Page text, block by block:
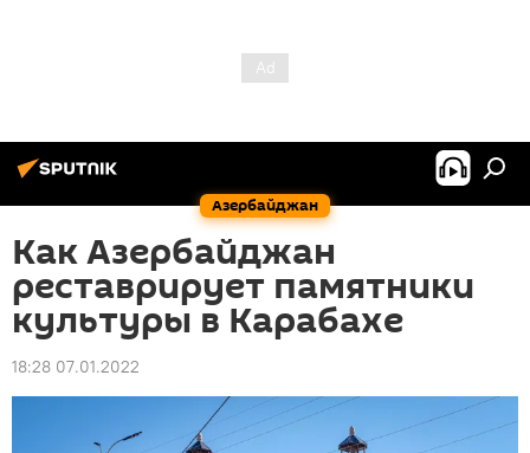
Азербайджан
Как Азербайджан
реставрирует памятники
культуры в Карабахе
18:28 07.01.2022